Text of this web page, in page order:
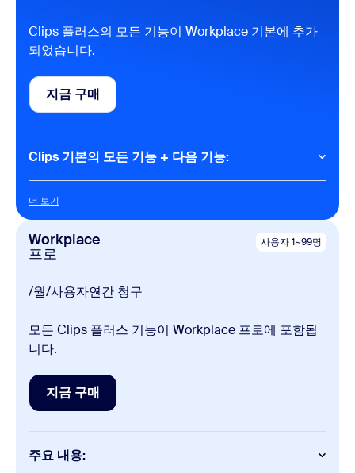
GIF 및 맞춤 비디오 썸네일
이모티콘 반응과 비디오 댓글
월 1분 분량의 텍스트 기반 AI 아바타 생성 가능
회의당 40분
Clips 플러스의 모든 기능이 Workplace 기본에 추가
되었습니다.
지금 구매
지금 구매
Clips 기본의 모든 기능 + 다음 기능:
무제한 녹화 및 시간
고화질 영상(최대 4K)
여러 클립 연결
맞춤형 브랜딩(로고 및 색상 테마)
고급 권한 및 다운로드 제어
월 3분 분량의 텍스트 기반 AI 아바타 생성
더 보기
Workplace
프로
사용자 1~99명
/월/사용자연간 청구
모든 Clips 플러스 기능이 Workplace 프로에 포함됩
니다.
지금 구매
지금 구매
주요 내용: